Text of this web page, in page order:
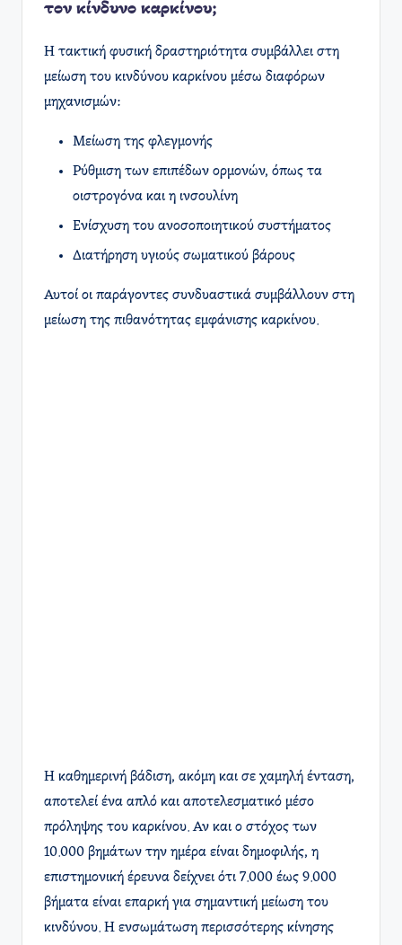
τον κίνδυνο καρκίνου;
Η τακτική φυσική δραστηριότητα συμβάλλει στη
μείωση του κινδύνου καρκίνου μέσω διαφόρων
μηχανισμών:
Μείωση της φλεγμονής
Ρύθμιση των επιπέδων ορμονών, όπως τα
οιστρογόνα και η ινσουλίνη
Ενίσχυση του ανοσοποιητικού συστήματος
Διατήρηση υγιούς σωματικού βάρους
Αυτοί οι παράγοντες συνδυαστικά συμβάλλουν στη
μείωση της πιθανότητας εμφάνισης καρκίνου.
Η καθημερινή βάδιση, ακόμη και σε χαμηλή ένταση,
αποτελεί ένα απλό και αποτελεσματικό μέσο
πρόληψης του καρκίνου. Αν και ο στόχος των
10.000 βημάτων την ημέρα είναι δημοφιλής, η
επιστημονική έρευνα δείχνει ότι 7.000 έως 9.000
βήματα είναι επαρκή για σημαντική μείωση του
κινδύνου. Η ενσωμάτωση περισσότερης κίνησης